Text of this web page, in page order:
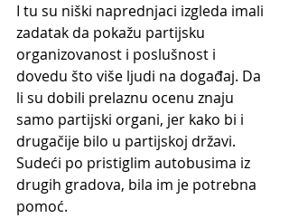
I tu su niški naprednjaci izgleda imali
zadatak da pokažu partijsku
organizovanost i poslušnost i
dovedu što više ljudi na događaj. Da
li su dobili prelaznu ocenu znaju
samo partijski organi, jer kako bi i
drugačije bilo u partijskoj državi.
Sudeći po pristiglim autobusima iz
drugih gradova, bila im je potrebna
pomoć.